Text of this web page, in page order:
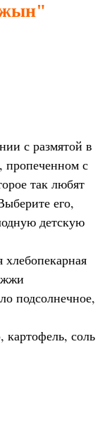
с размятой в
пропеченном с
так любят
его,
детскую
подсолнечное,
соль